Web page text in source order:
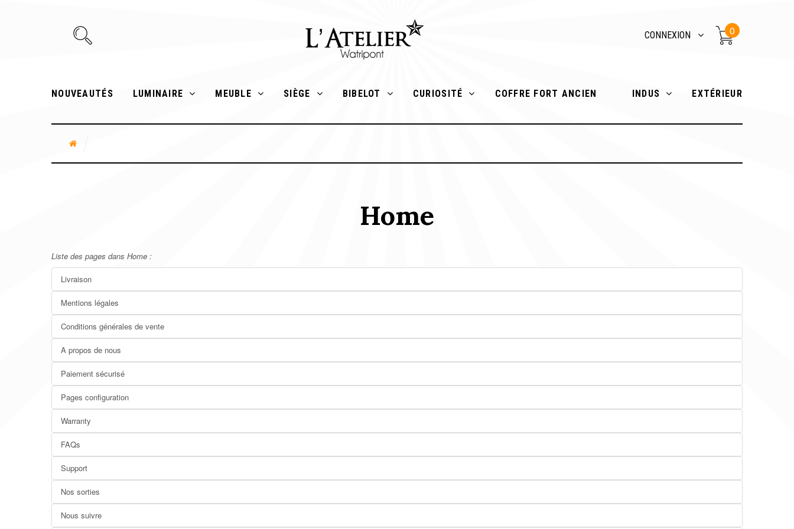
0
CONNEXION
NOUVEAUTÉS LUMINAIRE MEUBLE SIÈGE BIBELOT CURIOSITÉ COFFRE FORT ANCIEN INDUS EXTÉRIEUR
Home
Liste des pages dans Home :
Livraison
Mentions légales
Conditions générales de vente
A propos de nous
Paiement sécurisé
Pages configuration
Warranty
FAQs
Support
Nos sorties
Nous suivre